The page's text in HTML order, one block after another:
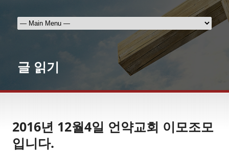
글 읽기
2016년 12월4일 언약교회 이모조모
입니다.